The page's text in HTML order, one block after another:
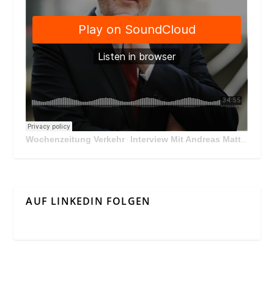
Wochenzeitung Verkehr · Interview Mit Andreas Matthä, CEO der ÖBB Holding
AUF LINKEDIN FOLGEN